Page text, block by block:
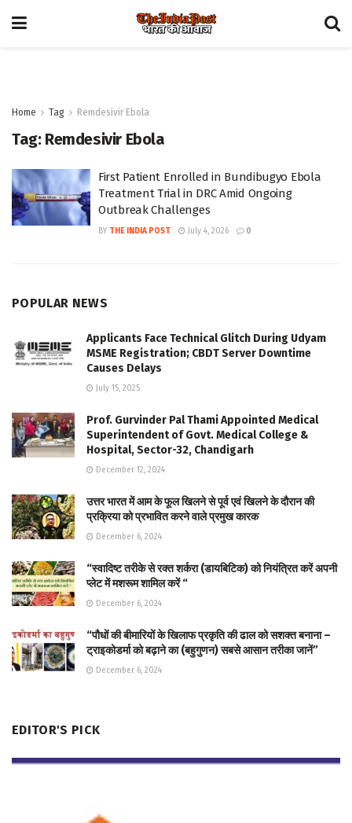
Home Tag Remdesivir Ebola
Tag: Remdesivir Ebola
First Patient Enrolled in Bundibugyo Ebola
Treatment Trial in DRC Amid Ongoing
Outbreak Challenges
BY THE INDIA POST July 4, 2026 0
POPULAR NEWS
Applicants Face Technical Glitch During Udyam
MSME Registration; CBDT Server Downtime
Causes Delays
July 15, 2025
Prof. Gurvinder Pal Thami Appointed Medical
Superintendent of Govt. Medical College &
Hospital, Sector-32, Chandigarh
December 12, 2024
उत्तर भारत में आम के फूल खिलने से पूर्व एवं खिलने के दौरान की
प्रक्रिया को प्रभावित करने वाले प्रमुख कारक
December 6, 2024
“स्वादिष्ट तरीके से रक्त शर्करा (डायबिटिक) को नियंत्रित करें अपनी
प्लेट में मशरूम शामिल करें “
December 6, 2024
“पौधों की बीमारियों के खिलाफ प्रकृति की ढाल को सशक्त बनाना –
ट्राइकोडर्मा को बढ़ाने का (बहुगुणन) सबसे आसान तरीका जानें”
December 6, 2024
EDITOR'S PICK